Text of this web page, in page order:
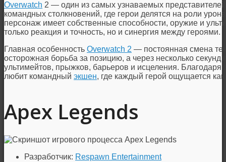
Overwatch 2 — один из самых узнаваемых
командных столкновений, где герои делятся на роли
персонаж имеет собственные способности, оружие и
только реакция и точность, но и синергия между героями.
Главная особенность Overwatch 2 — постоянная смена
осторожная борьба за позицию, а через несколько
ультимейтов, прыжков, барьеров и исцеления. Благодаря
любит командный экшен, где каждый герой ощущается
Apex Legends
Разработчик: Respawn Entertainment